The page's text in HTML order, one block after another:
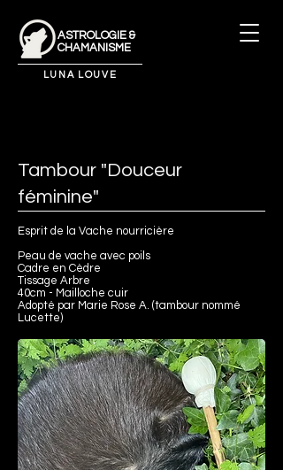
ASTROLOGIE &
CHAMANISME
LUNA LOUVE
Tambour "Douceur
féminine"
Esprit de la Vache nourricière
Peau de vache avec poils
Cadre en Cèdre
Tissage Arbre
40cm - Mailloche cuir
Adopté par Marie Rose A. (tambour nommé
Lucette)